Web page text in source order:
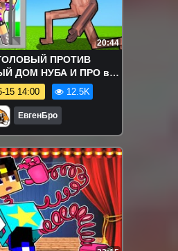
20:44
ПРОТИВ
ДОМ НУБА И ПРО в
новичок видео
minecraft
15 14:00 12.5K
ЕвгенБро